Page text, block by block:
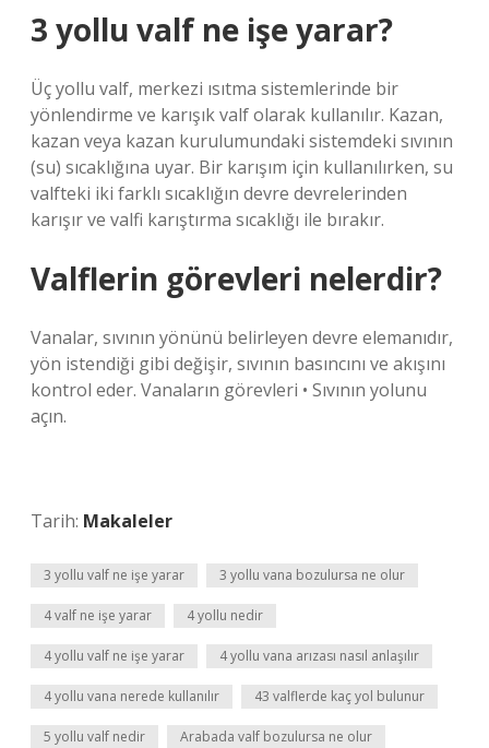
3 yollu valf ne işe yarar?
Üç yollu valf, merkezi ısıtma sistemlerinde bir
yönlendirme ve karışık valf olarak kullanılır. Kazan,
kazan veya kazan kurulumundaki sistemdeki sıvının
(su) sıcaklığına uyar. Bir karışım için kullanılırken, su
valfteki iki farklı sıcaklığın devre devrelerinden
karışır ve valfi karıştırma sıcaklığı ile bırakır.
Valflerin görevleri nelerdir?
Vanalar, sıvının yönünü belirleyen devre elemanıdır,
yön istendiği gibi değişir, sıvının basıncını ve akışını
kontrol eder. Vanaların görevleri • Sıvının yolunu
açın.
Tarih: Makaleler
3 yollu valf ne işe yarar 3 yollu vana bozulursa ne olur
4 valf ne işe yarar 4 yollu nedir
4 yollu valf ne işe yarar 4 yollu vana arızası nasıl anlaşılır
4 yollu vana nerede kullanılır 43 valflerde kaç yol bulunur
5 yollu valf nedir Arabada valf bozulursa ne olur